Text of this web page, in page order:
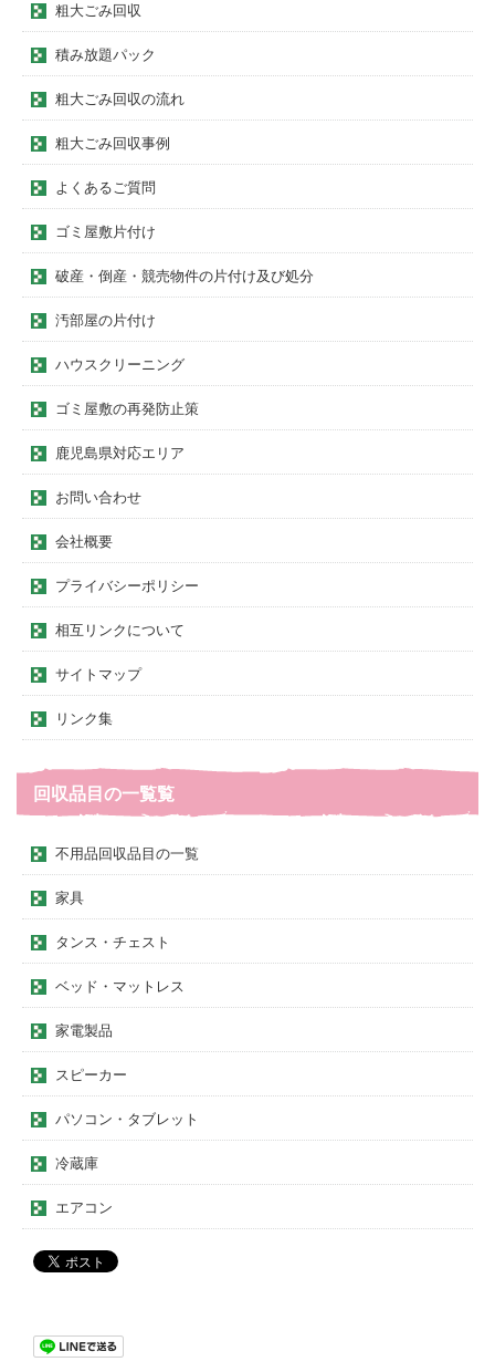
粗大ごみ回収
積み放題パック
粗大ごみ回収の流れ
粗大ごみ回収事例
よくあるご質問
ゴミ屋敷片付け
破産・倒産・競売物件の片付け及び処分
汚部屋の片付け
ハウスクリーニング
ゴミ屋敷の再発防止策
鹿児島県対応エリア
お問い合わせ
会社概要
プライバシーポリシー
相互リンクについて
サイトマップ
リンク集
回収品目の一覧覧
不用品回収品目の一覧
家具
タンス・チェスト
ベッド・マットレス
家電製品
スピーカー
パソコン・タブレット
冷蔵庫
エアコン